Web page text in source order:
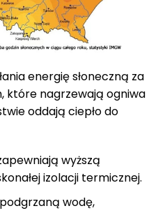
energię słoneczną za
które nagrzewają ogniwa
oddają ciepło do
wyższą
izolacji termicznej.
wodę,